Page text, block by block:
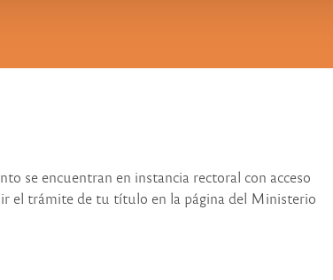
se encuentran en instancia rectoral con acceso
el trámite de tu título en la página del Ministerio